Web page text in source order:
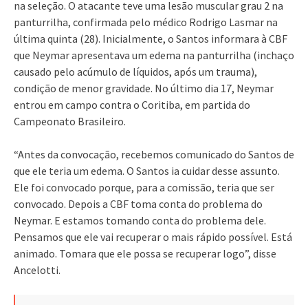
na seleção. O atacante teve uma lesão muscular grau 2 na
panturrilha, confirmada pelo médico Rodrigo Lasmar na
última quinta (28). Inicialmente, o Santos informara à CBF
que Neymar apresentava um edema na panturrilha (inchaço
causado pelo acúmulo de líquidos, após um trauma),
condição de menor gravidade. No último dia 17, Neymar
entrou em campo contra o Coritiba, em partida do
Campeonato Brasileiro.
“Antes da convocação, recebemos comunicado do Santos de
que ele teria um edema. O Santos ia cuidar desse assunto.
Ele foi convocado porque, para a comissão, teria que ser
convocado. Depois a CBF toma conta do problema do
Neymar. E estamos tomando conta do problema dele.
Pensamos que ele vai recuperar o mais rápido possível. Está
animado. Tomara que ele possa se recuperar logo”, disse
Ancelotti.